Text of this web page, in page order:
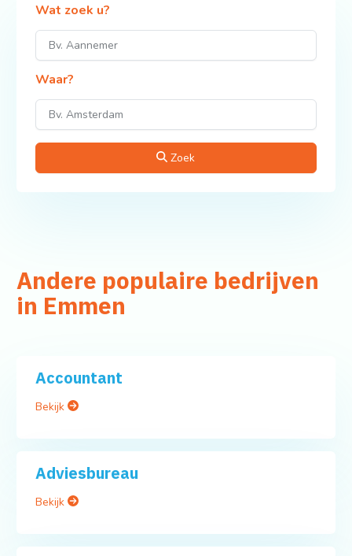
Wat zoek u?
Waar?
Zoek
Andere populaire bedrijven
in Emmen
Accountant
Bekijk
Adviesbureau
Bekijk